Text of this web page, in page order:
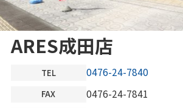
ARES成田店
TEL 0476-24-7840
FAX 0476-24-7841